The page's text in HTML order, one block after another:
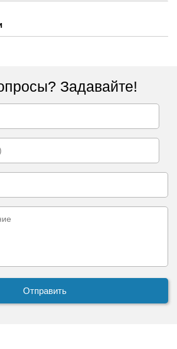
Задавайте!